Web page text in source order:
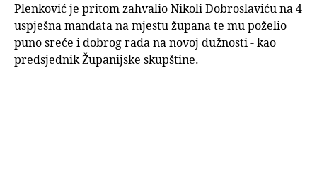
Plenković je pritom zahvalio Nikoli Dobroslaviću na 4
uspješna mandata na mjestu župana te mu poželio
puno sreće i dobrog rada na novoj dužnosti - kao
predsjednik Županijske skupštine.